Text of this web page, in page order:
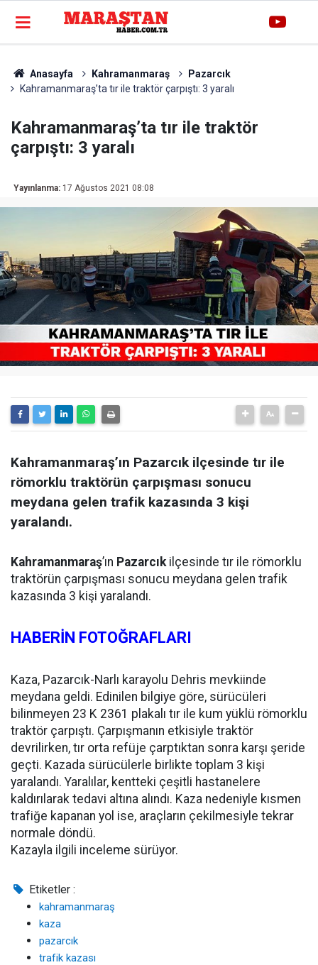
Anasayfa Kahramanmaraş
Pazarcık
Kahramanmaraş’ta tır ile traktör çarpıştı: 3 yaralı
Kahramanmaraş’ta tır ile traktör
çarpıştı: 3 yaralı
Yayınlanma: 17 Ağustos 2021 08:08
Kahramanmaraş’ın Pazarcık ilçesinde tır ile
römorklu traktörün çarpışması sonucu
meydana gelen trafik kazasında 3 kişi
yaralandı.
Kahramanmaraş’ın Pazarcıkilçesinde tır ile römorklu
traktörün çarpışması sonucu meydana gelen trafik
kazasında 3 kişi yaralandı.
HABERİN FOTOĞRAFLARI
Kaza, Pazarcık-Narlı karayolu Dehris mevkiinde
meydana geldi. Edinilen bilgiye göre, sürücüleri
bilinmeyen 23 K 2361 plakalı tır ile kum yüklü römorklu
traktör çarpıştı. Çarpışmanın etkisiyle traktör
devrilirken, tır orta refüje çarptıktan sonra karşı şeride
geçti. Kazada sürücülerle birlikte toplam 3 kişi
yaralandı. Yaralılar, kentteki çeşitli hastanelere
kaldırılarak tedavi altına alındı. Kaza nedeniyle kısmen
trafiğe kapanan yol ise, araçların çekilmesiyle tekrar
normale döndü.
Kazayla ilgili inceleme sürüyor.
Etiketler :
kahramanmaraş
kaza
pazarcık
trafik kazası